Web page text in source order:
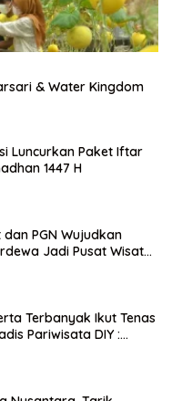
& Water Kingdom
Luncurkan Paket Iftar
1447 H
PGN Wujudkan
Jadi Pusat Wisata
Terbanyak Ikut Tenas
Pariwisata DIY :